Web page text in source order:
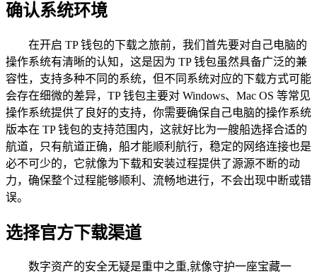
确认系统环境
在开启 TP 钱包的下载之旅前，我们首先要对自己电脑的
操作系统有清晰的认知，这是因为 TP 钱包虽然具备广泛的兼
容性，支持多种不同的系统，但不同系统对应的下载方式可能
会存在细微的差异，TP 钱包主要对 Windows、Mac OS 等常见
操作系统提供了良好的支持，你需要确保自己电脑的操作系统
版本在 TP 钱包的支持范围内，这就好比为一艘船选择合适的
航道，只有航道正确，船才能顺利航行，稳定的网络连接也是
必不可少的，它就像为下载和安装过程提供了源源不断的动
力，确保整个过程能够顺利、流畅地进行，不会出现中断或错
误。
选择官方下载渠道
数字资产的安全无疑是重中之重,就像守护一座宝藏一